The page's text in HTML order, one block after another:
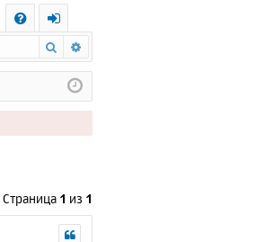
Q
х
о
д
Поиск
1 из 1